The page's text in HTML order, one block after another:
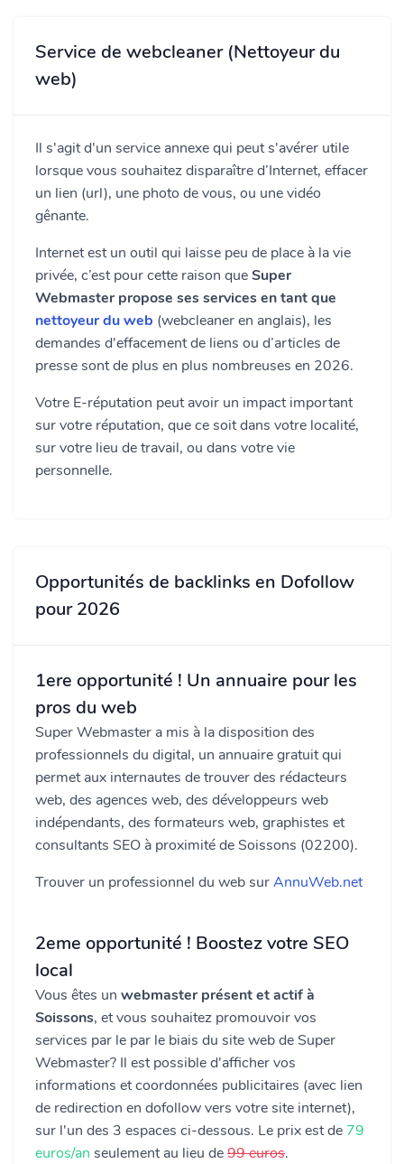
Service de webcleaner (Nettoyeur du
web)
Il s'agit d'un service annexe qui peut s'avérer utile
lorsque vous souhaitez disparaître d’Internet, effacer
un lien (url), une photo de vous, ou une vidéo
gênante.
Internet est un outil qui laisse peu de place à la vie
privée, c’est pour cette raison queSuper
Webmaster propose ses services en tant que
nettoyeur du web (webcleaner en anglais), les
demandes d'effacement de liens ou d’articles de
presse sont de plus en plus nombreuses en 2026.
Votre E-réputation peut avoir un impact important
sur votre réputation, que ce soit dans votre localité,
sur votre lieu de travail, ou dans votre vie
personnelle.
Opportunités de backlinks en Dofollow
pour 2026
1ere opportunité ! Un annuaire pour les
pros du web
Super Webmaster a mis à la disposition des
professionnels du digital, un annuaire gratuit qui
permet aux internautes de trouver des rédacteurs
web, des agences web, des développeurs web
indépendants, des formateurs web, graphistes et
consultants SEO à proximité de Soissons (02200).
Trouver un professionnel du web surAnnuWeb.net
2eme opportunité ! Boostez votre SEO
local
Vous êtes un webmaster présent et actif à
Soissons, et vous souhaitez promouvoir vos
services par le par le biais du site web de Super
Webmaster? Il est possible d'afficher vos
informations et coordonnées publicitaires (avec lien
de redirection en dofollow vers votre site internet),
sur l'un des 3 espaces ci-dessous. Le prix est de 79
euros/an seulement au lieu de99 euros.